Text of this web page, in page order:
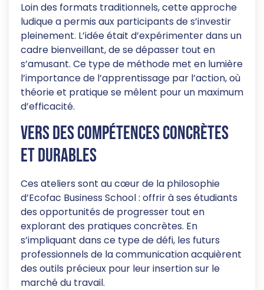
Loin des formats traditionnels, cette approche
ludique a permis aux participants de s’investir
pleinement. L’idée était d’expérimenter dans un
cadre bienveillant, de se dépasser tout en
s’amusant. Ce type de méthode met en lumière
l’importance de l’apprentissage par l’action, où
théorie et pratique se mêlent pour un maximum
d’efficacité.
Vers des compétences concrètes
et durables
Ces ateliers sont au cœur de la philosophie
d’Ecofac Business School : offrir à ses étudiants
des opportunités de progresser tout en
explorant des pratiques concrètes. En
s’impliquant dans ce type de défi, les futurs
professionnels de la communication acquièrent
des outils précieux pour leur insertion sur le
marché du travail.